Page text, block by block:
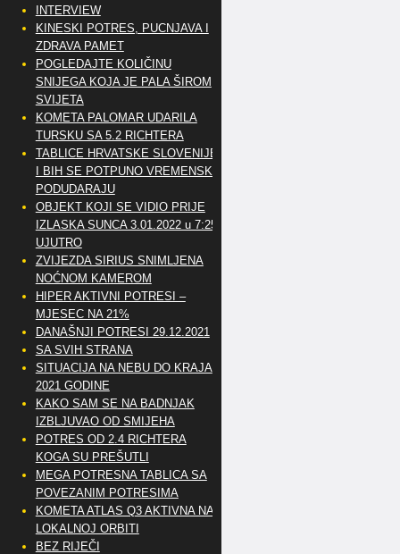
INTERVIEW
KINESKI POTRES, PUCNJAVA I
ZDRAVA PAMET
POGLEDAJTE KOLIČINU
SNIJEGA KOJA JE PALA ŠIROM
SVIJETA
KOMETA PALOMAR UDARILA
TURSKU SA 5.2 RICHTERA
TABLICE HRVATSKE SLOVENIJE
I BIH SE POTPUNO VREMENSKI
PODUDARAJU
OBJEKT KOJI SE VIDIO PRIJE
IZLASKA SUNCA 3.01.2022 u 7:25
UJUTRO
ZVIJEZDA SIRIUS SNIMLJENA
NOĆNOM KAMEROM
HIPER AKTIVNI POTRESI –
MJESEC NA 21%
DANAŠNJI POTRESI 29.12.2021
SA SVIH STRANA
SITUACIJA NA NEBU DO KRAJA
2021 GODINE
KAKO SAM SE NA BADNJAK
IZBLJUVAO OD SMIJEHA
POTRES OD 2.4 RICHTERA
KOGA SU PREŠUTLI
MEGA POTRESNA TABLICA SA
POVEZANIM POTRESIMA
KOMETA ATLAS Q3 AKTIVNA NA
LOKALNOJ ORBITI
BEZ RIJEČI